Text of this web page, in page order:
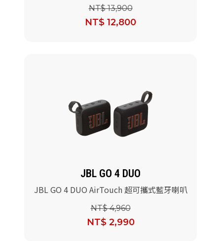
NT$ 13,900
NT$ 12,800
JBL GO 4 DUO
JBL GO 4 DUO AirTouch 超可攜式藍牙喇叭
NT$ 4,960
NT$ 2,990